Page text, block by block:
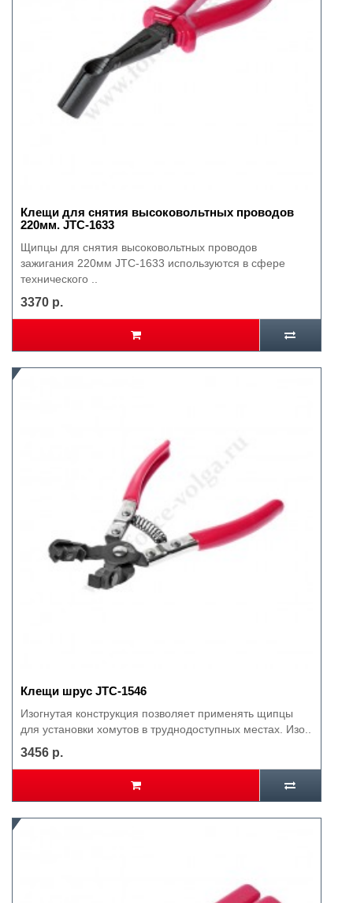
Клещи для снятия высоковольтных проводов
220мм. JTC-1633
Щипцы для снятия высоковольтных проводов
зажигания 220мм JTC-1633 используются в сфере
технического ..
3370 р.
Клещи шрус JTC-1546
Изогнутая конструкция позволяет применять щипцы
для установки хомутов в труднодоступных местах. Изо..
3456 р.